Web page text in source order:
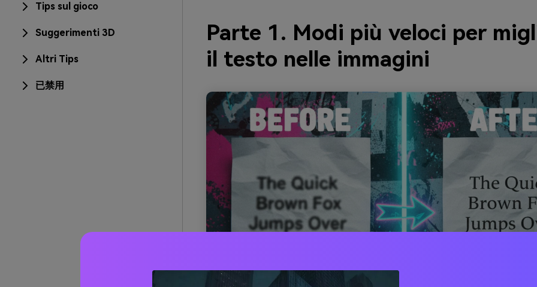
Tips sul gioco
Suggerimenti 3D
Altri Tips
已禁用
Parte 1. Modi più veloci per
il testo nelle immagini